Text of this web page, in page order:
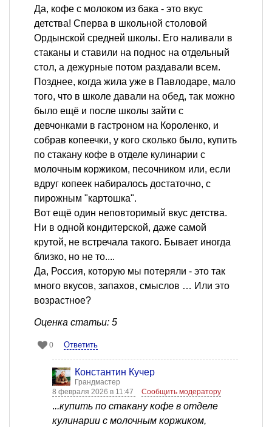
Да, кофе с молоком из бака - это вкус
детства! Сперва в школьной столовой
Ордынской средней школы. Его наливали в
стаканы и ставили на поднос на отдельный
стол, а дежурные потом раздавали всем.
Позднее, когда жила уже в Павлодаре, мало
того, что в школе давали на обед, так можно
было ещё и после школы зайти с
девчонками в гастроном на Короленко, и
собрав копеечки, у кого сколько было, купить
по стакану кофе в отделе кулинарии с
молочным коржиком, песочником или, если
вдруг копеек набиралось достаточно, с
пирожным "картошка".
Вот ещё один неповторимый вкус детства.
Ни в одной кондитерской, даже самой
крутой, не встречала такого. Бывает иногда
близко, но не то....
Да, Россия, которую мы потеряли - это так
много вкусов, запахов, смыслов … Или это
возрастное?
Оценка статьи: 5
0 Ответить
Константин Кучер
Грандмастер
8 февраля 2026 в 11:47
Сообщить модератору
...купить по стакану кофе в отделе
кулинарии с молочным коржиком,